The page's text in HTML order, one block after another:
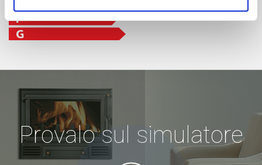
Provalo sul simulatore